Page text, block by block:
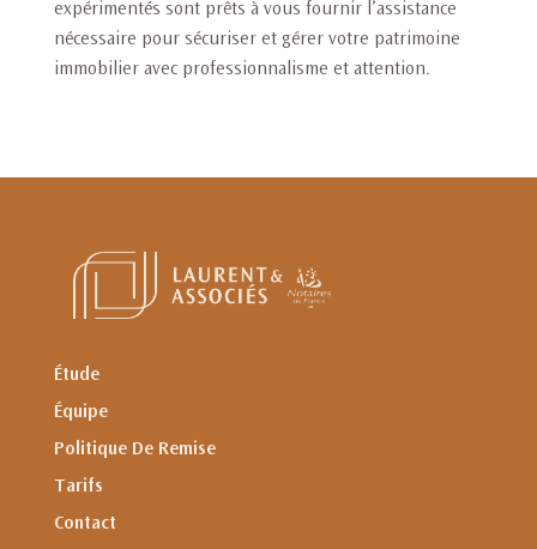
expérimentés sont prêts à vous fournir l’assistance
nécessaire pour sécuriser et gérer votre patrimoine
immobilier avec professionnalisme et attention.
Étude
Équipe
Politique De Remise
Tarifs
Contact